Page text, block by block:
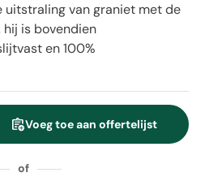
van graniet met de
hij is bovendien
en 100%
de hoeveelheid
assignment_add Voeg toe aan offertelijst
of